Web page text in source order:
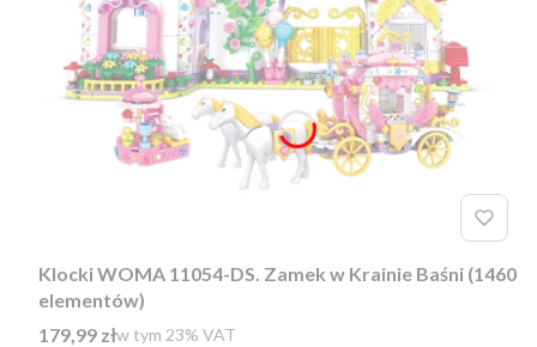
Klocki WOMA 11054-DS. Zamek w Krainie Baśni (1460
elementów)
Cena brutto
179,99 złw tym %s VAT
w tym 23% VAT